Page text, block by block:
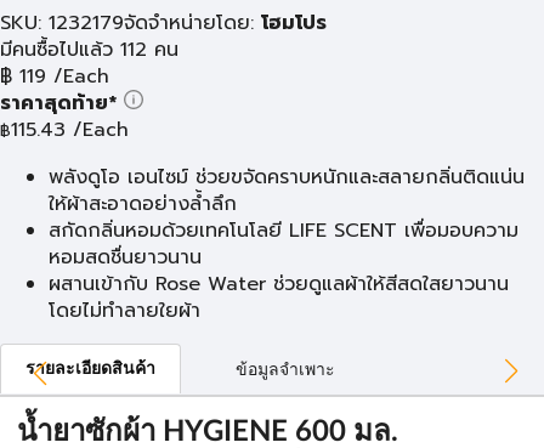
SKU: 1232179จัดจำหน่ายโดย: โฮมโปร
มีคนซื้อไปแล้ว 112 คน
฿ 119 /Each
ราคาสุดท้าย*
฿115.43 /Each
พลังดูโอ เอนไซม์ ช่วยขจัดคราบหนักและสลายกลิ่นติดแน่น
ให้ผ้าสะอาดอย่างล้ำลึก
สกัดกลิ่นหอมด้วยเทคโนโลยี LIFE SCENT เพื่อมอบความ
หอมสดชื่นยาวนาน
ผสานเข้ากับ Rose Water ช่วยดูแลผ้าให้สีสดใสยาวนาน
โดยไม่ทำลายใยผ้า
รายละเอียดสินค้า ข้อมูลจำเพาะ
น้ำยาซักผ้า HYGIENE 600 มล.